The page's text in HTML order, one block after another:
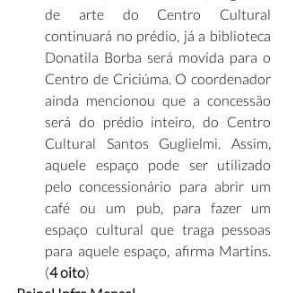
de arte do Centro Cultural
continuará no prédio, já a biblioteca
Donatila Borba será movida para o
Centro de Criciúma. O coordenador
ainda mencionou que a concessão
será do prédio inteiro, do Centro
Cultural Santos Guglielmi. Assim,
aquele espaço pode ser utilizado
pelo concessionário para abrir um
café ou um pub, para fazer um
espaço cultural que traga pessoas
para aquele espaço, afirma Martins.
(4 oito)